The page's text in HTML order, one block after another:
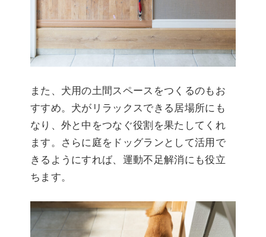
また、犬用の土間スペースをつくるのもお
すすめ。犬がリラックスできる居場所にも
なり、外と中をつなぐ役割を果たしてくれ
ます。さらに庭をドッグランとして活用で
きるようにすれば、運動不足解消にも役立
ちます。